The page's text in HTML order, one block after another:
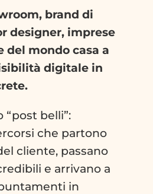
brand di
designer, imprese
del mondo casa a
digitale in
“post belli”:
che partono
cliente, passano
e arrivano a
in